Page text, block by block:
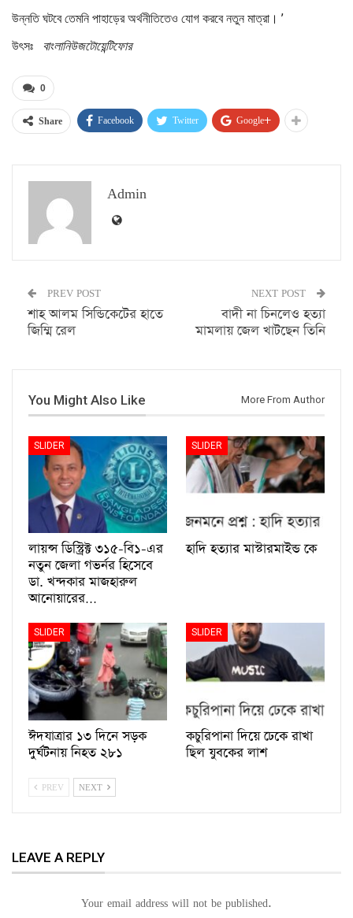
উন্নতি ঘটবে তেমনি পাহাড়ের অর্থনীতিতেও যোগ করবে নতুন মাত্রা। ’
উৎসঃ
বাংলানিউজটোয়েন্টিফোর
0
Share Facebook Twitter Google+
Admin
PREV POST
শাহ আলম সিন্ডিকেটের হাতে
জিম্মি রেল
NEXT POST
বাদী না চিনলেও হত্যা
মামলায় জেল খাটছেন তিনি
You Might Also Like More From Author
SLIDER
লায়ন্স ডিস্ট্রিক্ট ৩১৫-বি১-এর
নতুন জেলা গভর্নর হিসেবে
ডা. খন্দকার মাজহারুল
আনোয়ারের…
SLIDER
হাদি হত্যার মাস্টারমাইন্ড কে
SLIDER
ঈদযাত্রার ১৩ দিনে সড়ক
দুর্ঘটনায় নিহত ২৮১
SLIDER
কচুরিপানা দিয়ে ঢেকে রাখা
ছিল যুবকের লাশ
PREV NEXT
LEAVE A REPLY
Your email address will not be published.